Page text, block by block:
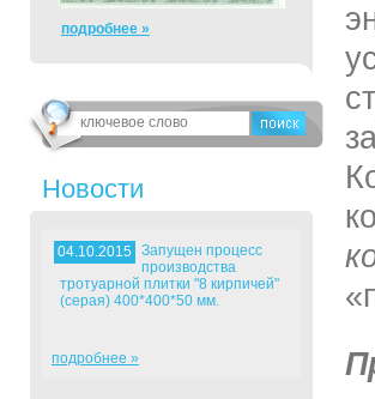
подробнее »
Новости
04.10.2015
Запущен процесс
производства
тротуарной плитки "8 кирпичей"
(серая) 400*400*50 мм.
подробнее »